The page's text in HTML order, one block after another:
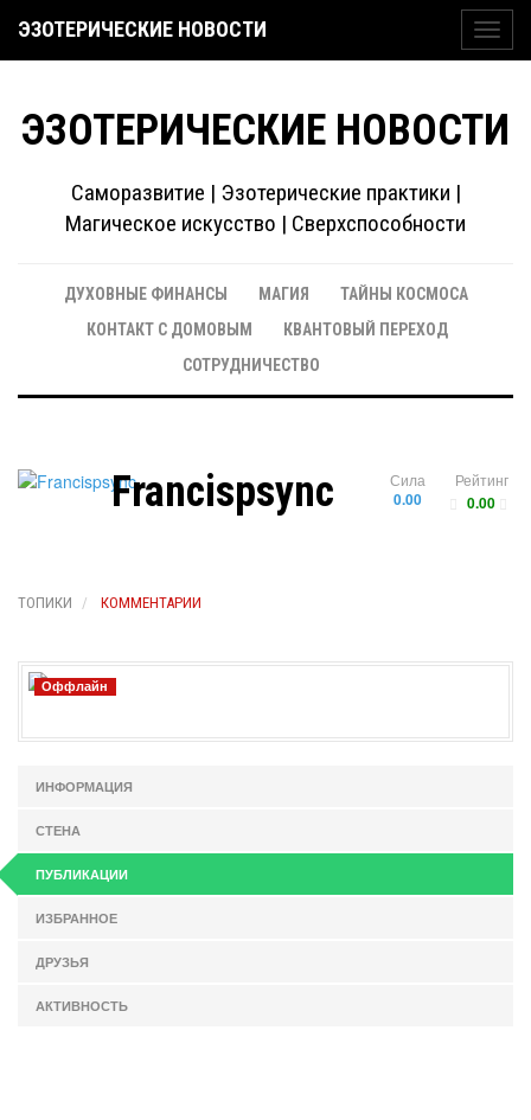
ЭЗОТЕРИЧЕСКИЕ НОВОСТИ
ЭЗОТЕРИЧЕСКИЕ НОВОСТИ
Саморазвитие | Эзотерические практики |
Магическое искусство | Сверхспособности
ДУХОВНЫЕ ФИНАНСЫ МАГИЯ
ТАЙНЫ КОСМОСА
КОНТАКТ С ДОМОВЫМ
КВАНТОВЫЙ ПЕРЕХОД
СОТРУДНИЧЕСТВО
Рейтинг
0.00
Сила
0.00
Francispsync
ТОПИКИ КОММЕНТАРИИ
Оффлайн
ИНФОРМАЦИЯ
СТЕНА
ПУБЛИКАЦИИ
ИЗБРАННОЕ
ДРУЗЬЯ
АКТИВНОСТЬ